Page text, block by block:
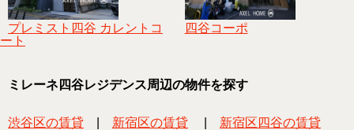
プレミスト四谷 カレントコ
ート
四谷コーポ
ミレーネ四谷レジデンス周辺の物件を探す
渋谷区の賃貸 新宿区の賃貸 新宿区四谷の賃貸